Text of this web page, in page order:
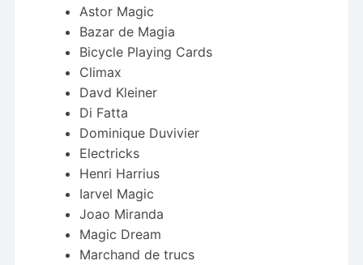
Astor Magic
Bazar de Magia
Bicycle Playing Cards
Climax
Davd Kleiner
Di Fatta
Dominique Duvivier
Electricks
Henri Harrius
Iarvel Magic
Joao Miranda
Magic Dream
Marchand de trucs